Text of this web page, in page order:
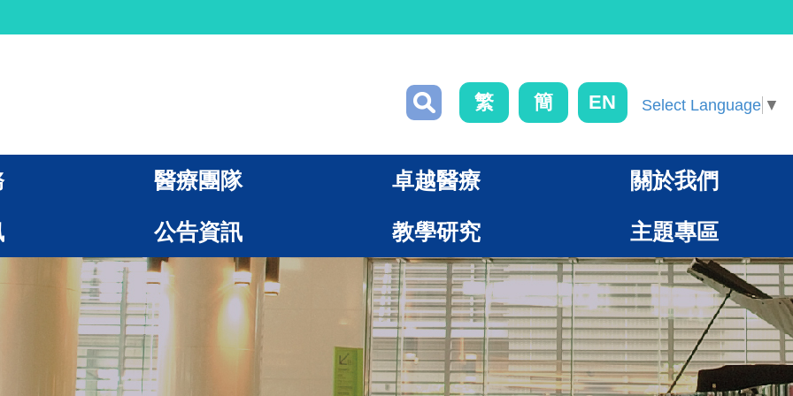
繁 簡 EN Select Language ▼
醫療團隊 卓越醫療 關於我們
公告資訊 教學研究 主題專區